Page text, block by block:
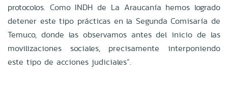
protocolos. Como INDH de La Araucanía hemos logrado
detener este tipo prácticas en la Segunda Comisaría de
Temuco, donde las observamos antes del inicio de las
movilizaciones sociales, precisamente interponiendo
este tipo de acciones judiciales”.